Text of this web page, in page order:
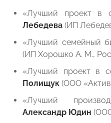
«Лучший проект в
Лебедева (ИП
«Лучший семейный
(ИП Хорошко А. М.,
«Лучший проект в
Полищук (ООО
«Лучший
Александр Юдин